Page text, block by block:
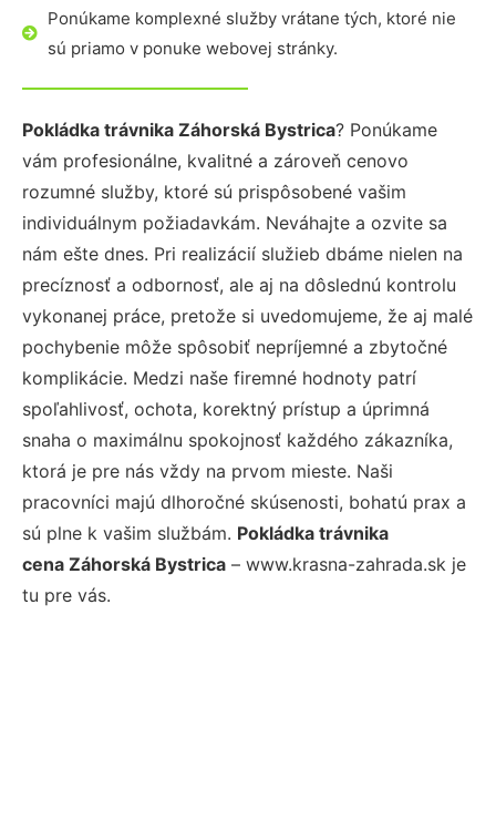
Ponúkame komplexné služby vrátane tých, ktoré nie
sú priamo v ponuke webovej stránky.
Pokládka trávnika Záhorská Bystrica? Ponúkame
vám profesionálne, kvalitné a zároveň cenovo
rozumné služby, ktoré sú prispôsobené vašim
individuálnym požiadavkám. Neváhajte a ozvite sa
nám ešte dnes. Pri realizácií služieb dbáme nielen na
precíznosť a odbornosť, ale aj na dôslednú kontrolu
vykonanej práce, pretože si uvedomujeme, že aj malé
pochybenie môže spôsobiť nepríjemné a zbytočné
komplikácie. Medzi naše firemné hodnoty patrí
spoľahlivosť, ochota, korektný prístup a úprimná
snaha o maximálnu spokojnosť každého zákazníka,
ktorá je pre nás vždy na prvom mieste. Naši
pracovníci majú dlhoročné skúsenosti, bohatú prax a
sú plne k vašim službám. Pokládka trávnika
cena Záhorská Bystrica – www.krasna-zahrada.sk je
tu pre vás.